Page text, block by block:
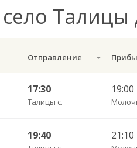
село
Отправление
17:30
Талицы с.
19:00
19:40 21:10